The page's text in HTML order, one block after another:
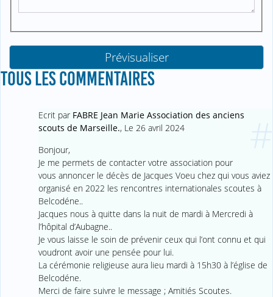
TOUS LES COMMENTAIRES
Ecrit par FABRE Jean Marie Association des anciens
scouts de Marseille., Le 26 avril 2024
Bonjour,
Je me permets de contacter votre association pour
vous annoncer le décès de Jacques Voeu chez qui vous aviez
organisé en 2022 les rencontres internationales scoutes à
Belcodéne..
Jacques nous à quitte dans la nuit de mardi à Mercredi à
l’hôpital d’Aubagne..
Je vous laisse le soin de prévenir ceux qui l’ont connu et qui
voudront avoir une pensée pour lui.
La cérémonie religieuse aura lieu mardi à 15h30 à l’église de
Belcodéne.
Merci de faire suivre le message ; Amitiés Scoutes.